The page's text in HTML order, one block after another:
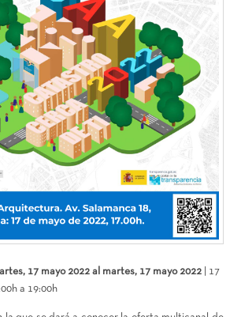
17 mayo 2022 al martes, 17 mayo 2022 | 17
a 19:00h